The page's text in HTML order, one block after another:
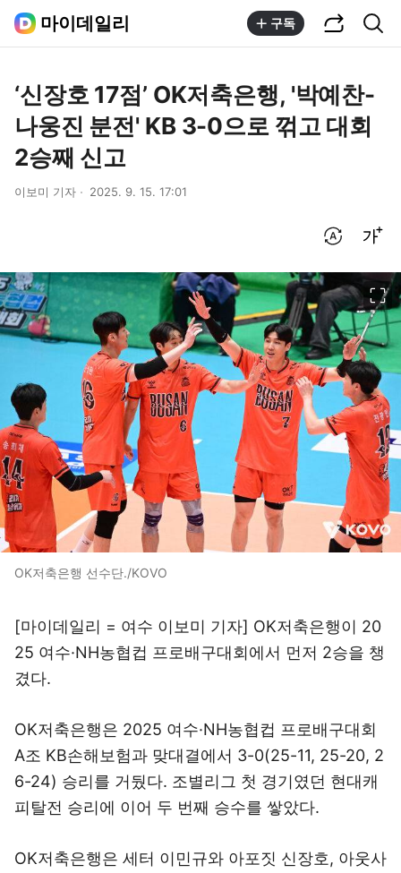
마이데일리 구독
‘신장호 17점’ OK저축은행, '박예찬-
나웅진 분전' KB 3-0으로 꺾고 대회
2승째 신고
이보미 기자 2025. 9. 15. 17:01
OK저축은행 선수단./KOVO
[마이데일리 = 여수 이보미 기자] OK저축은행이 20
25 여수·NH농협컵 프로배구대회에서 먼저 2승을 챙
겼다.
OK저축은행은 2025 여수·NH농협컵 프로배구대회
A조 KB손해보험과 맞대결에서 3-0(25-11, 25-20, 2
6-24) 승리를 거뒀다. 조별리그 첫 경기였던 현대캐
피탈전 승리에 이어 두 번째 승수를 쌓았다.
OK저축은행은 세터 이민규와 아포짓 신장호, 아웃사